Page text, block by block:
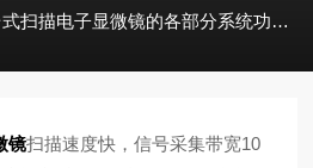
扫描电子显微镜的各部分系统功能分别是什么
镜扫描速度快，信号采集带宽10